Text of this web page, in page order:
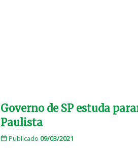
Governo de SP estuda
Paulista
Publicado 09/03/2021